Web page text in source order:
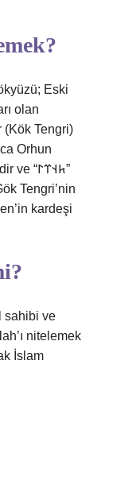
Eski
olan
(Kök Tengri)
Orhun
Tengri’nin
kardeşi
sahibi ve
nitelemek
İslam